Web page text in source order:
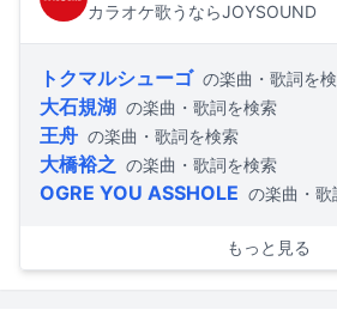
カラオケ歌うならJOYSOUND
トクマルシューゴ の楽曲・歌詞を
大石規湖 の楽曲・歌詞を検索
王舟 の楽曲・歌詞を検索
大橋裕之 の楽曲・歌詞を検索
OGRE YOU ASSHOLE の楽曲・歌
もっと見る